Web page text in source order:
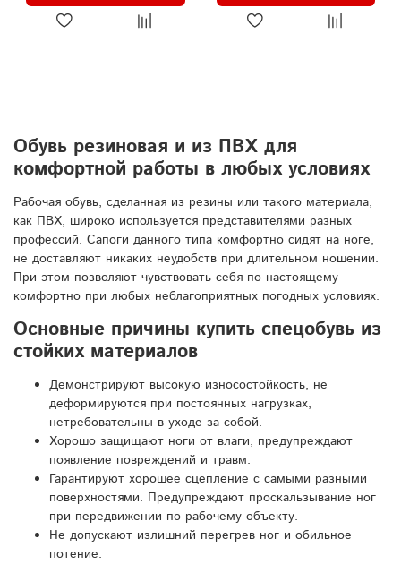
Обувь резиновая и из ПВХ для
комфортной работы в любых условиях
Рабочая обувь, сделанная из резины или такого материала,
как ПВХ, широко используется представителями разных
профессий. Сапоги данного типа комфортно сидят на ноге,
не доставляют никаких неудобств при длительном ношении.
При этом позволяют чувствовать себя по-настоящему
комфортно при любых неблагоприятных погодных условиях.
Основные причины купить спецобувь из
стойких материалов
Демонстрируют высокую износостойкость, не
деформируются при постоянных нагрузках,
нетребовательны в уходе за собой.
Хорошо защищают ноги от влаги, предупреждают
появление повреждений и травм.
Гарантируют хорошее сцепление с самыми разными
поверхностями. Предупреждают проскальзывание ног
при передвижении по рабочему объекту.
Не допускают излишний перегрев ног и обильное
потение.